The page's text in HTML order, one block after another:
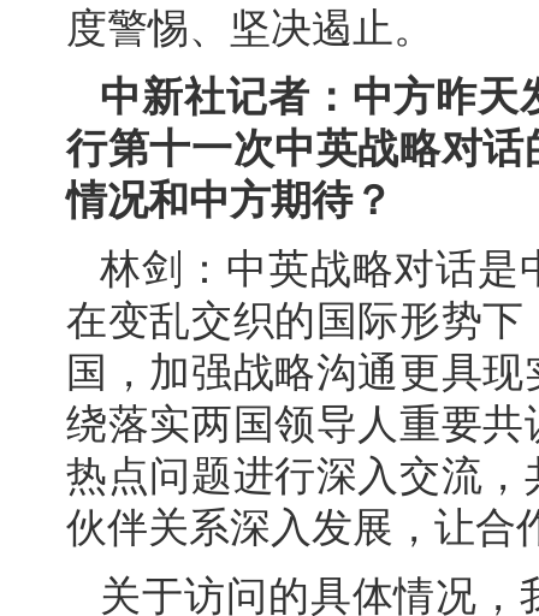
度警惕、坚决遏止。
中新社记者：中方昨
行第十一次中英战略对
情况和中方期待？
林剑：中英战略对话是
在变乱交织的国际形势
国，加强战略沟通更具
绕落实两国领导人重要
热点问题进行深入交流
伙伴关系深入发展，让合
关于访问的具体情况